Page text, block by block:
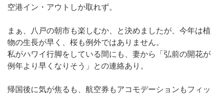
空港イン・アウトしか取れず。
まぁ、八戸の朝市も楽しむか、と決めましたが、今年は植
物の生長が早く、桜も例外ではありません。
私がハワイ行脚をしている間にも、妻から「弘前の開花が
例年より早くなりそう」との連絡あり。
帰国後に気が焦るも、航空券もアコモデーションもフィッ